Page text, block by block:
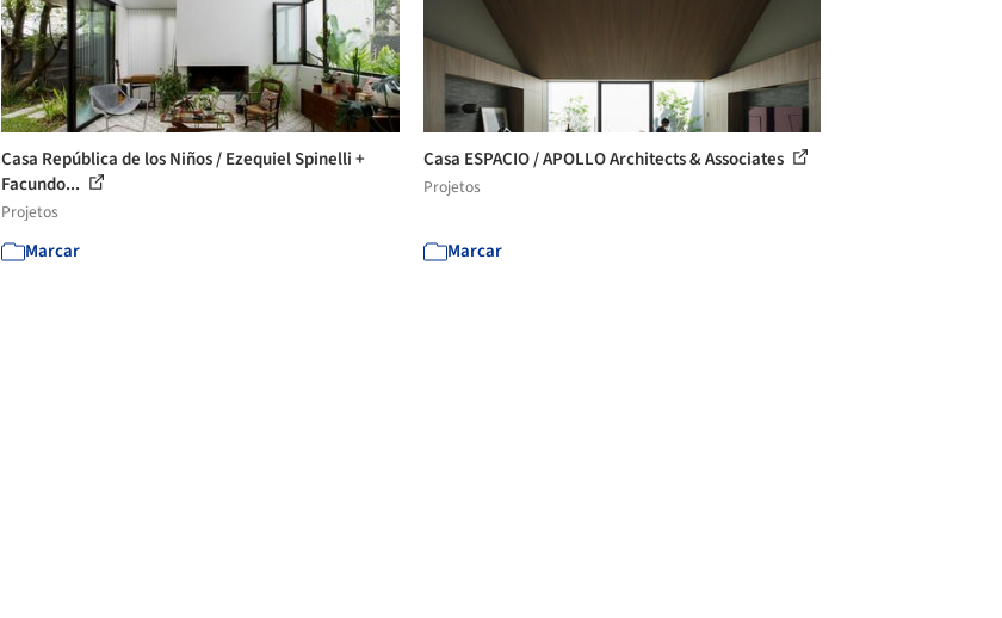
Casa República de los Niños / Ezequiel Spinelli +
Facundo...
Projetos
Marcar
Casa ESPACIO / APOLLO Architects & Associates
Projetos
Marcar